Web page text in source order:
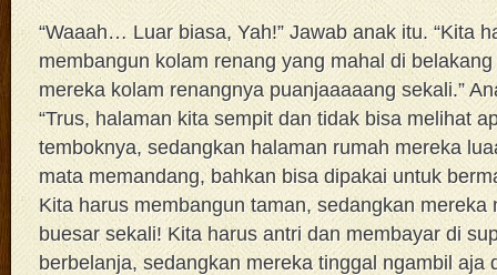
“Waaah… Luar biasa, Yah!” Jawab anak itu. “Kita
membangun kolam renang yang mahal di
mereka kolam renangnya puanjaaaaang sekali.”
“Trus, halaman kita sempit dan tidak bisa melihat
temboknya, sedangkan halaman rumah mereka
mata memandang, bahkan bisa dipakai untuk
Kita harus membangun taman, sedangkan mereka
buesar sekali! Kita harus antri dan membayar di
berbelanja, sedangkan mereka tinggal ngambil aja